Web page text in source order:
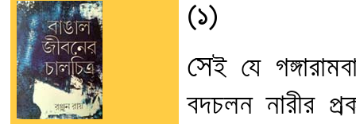
(১)
সেই যে
বদচলন নারীর